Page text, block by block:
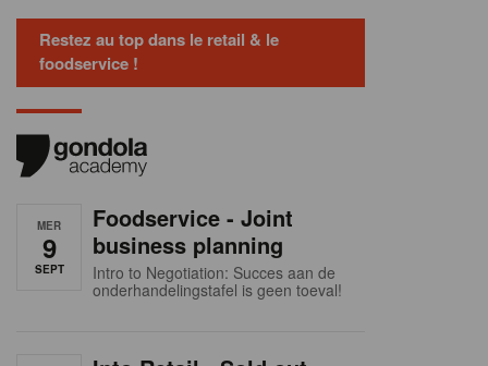
Restez au top dans le retail & le
foodservice !
MER
9
SEPT
Foodservice - Joint
business planning
Intro to Negotiation: Succes aan de
onderhandelingstafel is geen toeval!